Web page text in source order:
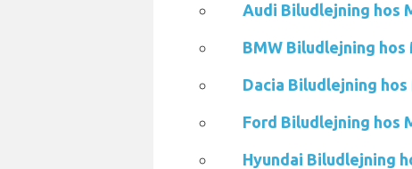
Audi Biludlejning hos
BMW Biludlejning
Dacia Biludlejning
Ford Biludlejning hos
Hyundai Biludlejning